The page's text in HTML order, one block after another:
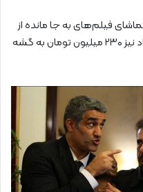
نیز به تماشای فیلم‌های به جا مانده از
اکران سال گذشته نشستند که این تعداد نیز ۲۳۰ میلیون تومان به گشه